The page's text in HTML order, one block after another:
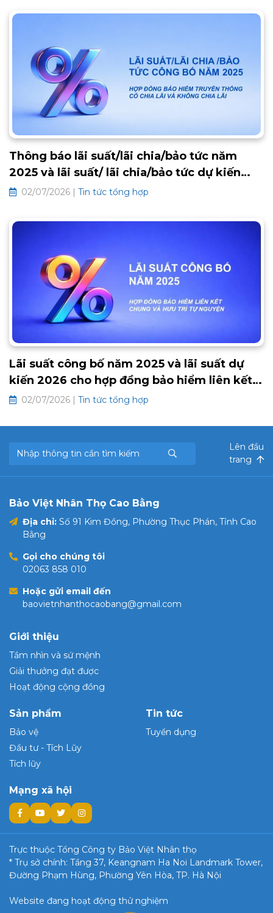
Loyalty 2026. Đây là lời cảm ơn chân thành từ trái tim, tiếp
Thông báo lãi suất/lãi chia/bảo tức năm
2025 và lãi suất/ lãi chia/bảo tức dự kiến
2026 các hợp đồng bảo hiểm truyền thống
02/07/2026 | Tin tức tổng hợp
Lãi suất công bố năm 2025 và lãi suất dự
kiến 2026 cho hợp đồng bảo hiểm liên kết
chung và hưu trí tự nguyện
02/07/2026 | Tin tức tổng hợp
Lên đầu
trang
Bảo Việt Nhân Thọ Cao Bằng
Địa chỉ: Số 91 Kim Đồng, Phường Thục Phán, Tỉnh Cao
Bằng
Gọi cho chúng tôi
02063 858 010
Hoặc gửi email đến
baovietnhanthocaobang@gmail.com
Giới thiệu
Tầm nhìn và sứ mệnh
Giải thưởng đạt được
Hoạt động cộng đồng
Sản phẩm
Bảo vệ
Đầu tư - Tích Lũy
Tích lũy
Mạng xã hội
Tin tức
Tuyển dụng
Trực thuộc Tổng Công ty Bảo Việt Nhân thọ
* Trụ sở chính: Tầng 37, Keangnam Ha Noi Landmark Tower,
Đường Phạm Hùng, Phường Yên Hòa, TP. Hà Nội
Website đang hoạt động thử nghiệm